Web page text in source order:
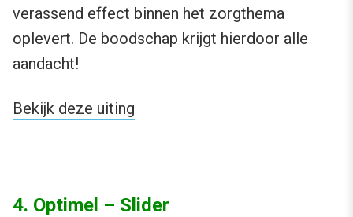
verassend effect binnen het zorgthema
oplevert. De boodschap krijgt hierdoor alle
aandacht!
Bekijk deze uiting
4. Optimel – Slider